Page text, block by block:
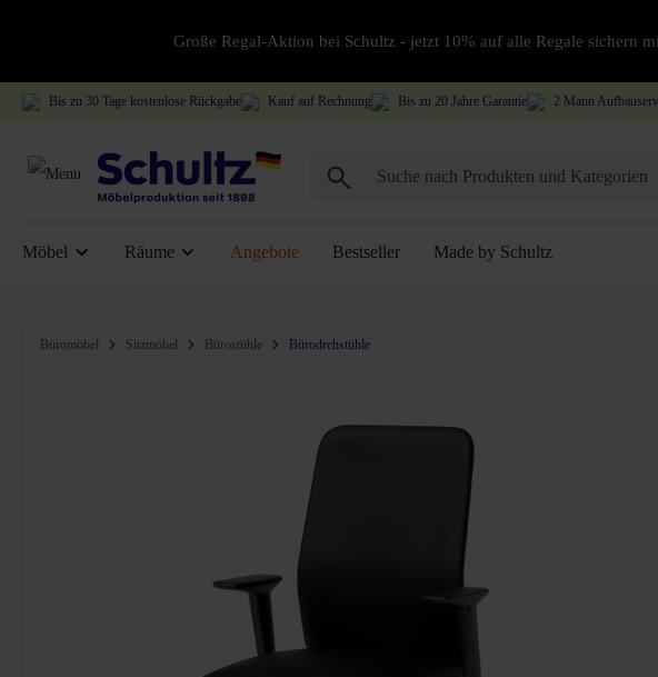
Große Regal-Aktion bei Schultz - jetzt 10% auf alle Regale sichern
Bis zu 30 Tage kostenlose Rückgabe Kauf auf Rechnung Bis zu 20 Jahre Garantie 2 Mann
Möbel Räume Angebote Bestseller Made by Schultz
Bildergalerie überspringen
Büromöbel Sitzmöbel Bürostühle Bürodrehstühle